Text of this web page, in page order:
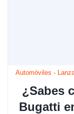
Automóviles -
¿Sabes
Bugatti